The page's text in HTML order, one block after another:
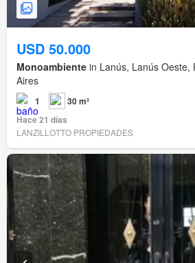
USD 50.000
Monoambiente in Lanús, Lanús Oeste,
Aires
1
30 m²
Hace 21 días
LANZILLOTTO PROPIEDADES